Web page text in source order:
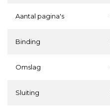
Aantal pagina's
Binding
Omslag
Sluiting